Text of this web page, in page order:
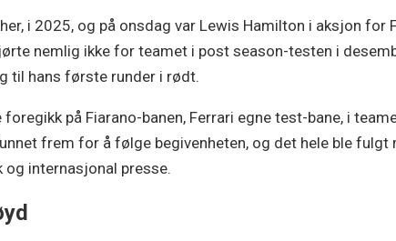
i 2025, og på onsdag var Lewis Hamilton i aksjon
nemlig ikke for teamet i post season-testen i
til hans første runder i rødt.
foregikk på Fiarano-banen, Ferrari egne test-bane, i
frem for å følge begivenheten, og det hele ble
og internasjonal presse.